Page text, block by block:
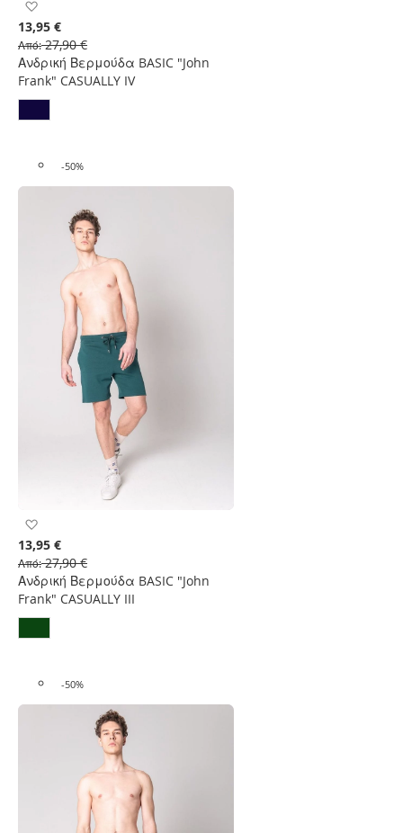
στη
Λίστα
Επιθυμιών
Ανδρική Βερμούδα BASIC "John
Frank" CASUALLY IV
13,95 €
Από 27,90 €
-50%
στη
Λίστα
Επιθυμιών
Ανδρική Βερμούδα BASIC "John
Frank" CASUALLY III
13,95 €
Από 27,90 €
-50%